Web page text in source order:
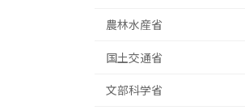
農林水産省
国土交通省
文部科学省